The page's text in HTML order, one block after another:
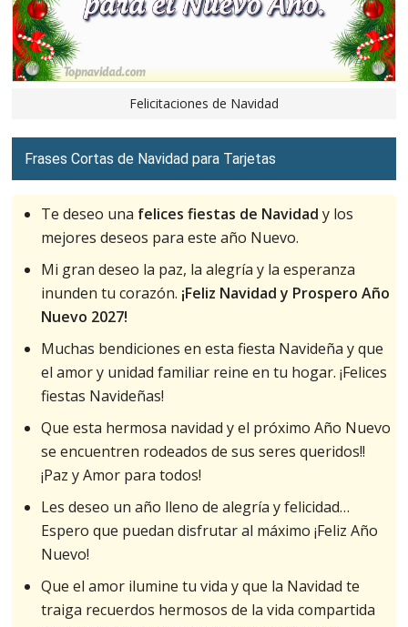
Felicitaciones de Navidad
Frases Cortas de Navidad para Tarjetas
Te deseo una felices fiestas de Navidad y los
mejores deseos para este año Nuevo.
Mi gran deseo la paz, la alegría y la esperanza
inunden tu corazón. ¡Feliz Navidad y Prospero Año
Nuevo 2027!
Muchas bendiciones en esta fiesta Navideña y que
el amor y unidad familiar reine en tu hogar. ¡Felices
fiestas Navideñas!
Que esta hermosa navidad y el próximo Año Nuevo
se encuentren rodeados de sus seres queridos!!
¡Paz y Amor para todos!
Les deseo un año lleno de alegría y felicidad…
Espero que puedan disfrutar al máximo ¡Feliz Año
Nuevo!
Que el amor ilumine tu vida y que la Navidad te
traiga recuerdos hermosos de la vida compartida